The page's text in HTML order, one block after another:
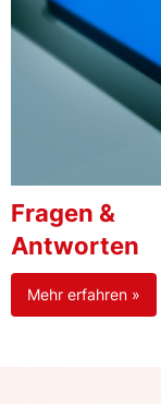
Fragen &
Antworten
Mehr erfahren »